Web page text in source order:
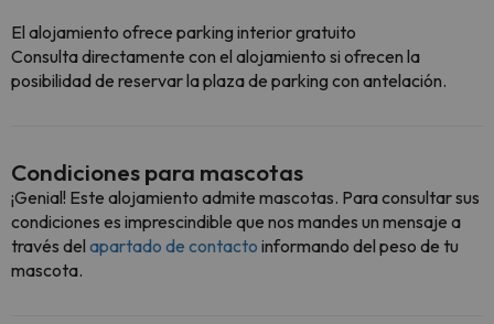
El alojamiento ofrece parking interior gratuito
Consulta directamente con el alojamiento si ofrecen la
posibilidad de reservar la plaza de parking con antelación.
Condiciones para mascotas
¡Genial! Este alojamiento admite mascotas. Para consultar sus
condiciones es imprescindible que nos mandes un mensaje a
través del apartado de contacto informando del peso de tu
mascota.